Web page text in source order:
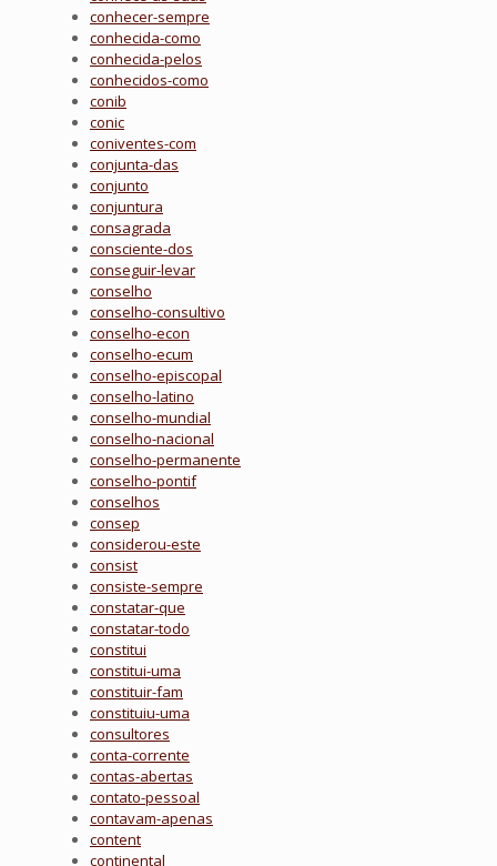
conhecer-sempre
conhecida-como
conhecida-pelos
conhecidos-como
conib
conic
coniventes-com
conjunta-das
conjunto
conjuntura
consagrada
consciente-dos
conseguir-levar
conselho
conselho-consultivo
conselho-econ
conselho-ecum
conselho-episcopal
conselho-latino
conselho-mundial
conselho-nacional
conselho-permanente
conselho-pontif
conselhos
consep
considerou-este
consist
consiste-sempre
constatar-que
constatar-todo
constitui
constitui-uma
constituir-fam
constituiu-uma
consultores
conta-corrente
contas-abertas
contato-pessoal
contavam-apenas
content
continental